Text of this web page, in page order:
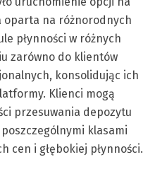
oparta na różnorodnych
płynności w różnych
zarówno do klientów
konsolidując ich
Klienci mogą
przesuwania depozytu
klasami
cen i głębokiej płynności.